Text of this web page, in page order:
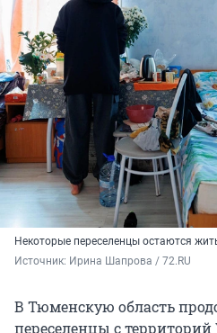
Некоторые переселенцы остаются
Источник: Ирина Шапрова / 72.RU
В Тюменскую область
переселенцы с